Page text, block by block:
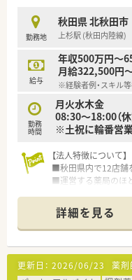
■年齢は30代までの
方も経験やスキルに
■車をお持ちでない
通勤しやすい立地
【求人情報について】
■給与は経験やスキ
れ、最大で650万円
■昇給は年1回4月に
り、前年度は年3回
外手当など各種手当
勤務地
秋田県 北秋田市
上杉駅 (秋田内陸線)
給与
年収500万円～
月給322,500円
※経験者例・スキル
勤務
時間
月火水木金
08:30～18:00（休
※土祝に輪番営
【法人特徴について】
■秋田県内で12店舗
■運営する薬局のほ
■地域の皆様に愛さ
も力を入れ地域医
【店舗情報と応需状
■秋田県北秋田市に
ら車で10分ほどの距
詳細を見る
更新日： 2026/06/23 薬剤